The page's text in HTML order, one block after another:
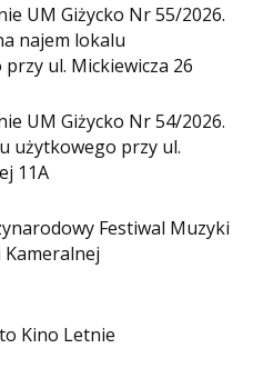
UM Giżycko Nr 55/2026.
najem lokalu
ul. Mickiewicza 26
UM Giżycko Nr 54/2026.
użytkowego przy ul.
11A
Festiwal Muzyki
Kino Letnie